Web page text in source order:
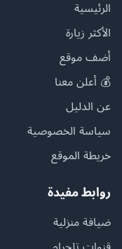
الرئيسية
الأكثر زيارة
أضف موقع
💰 أعلن معنا
عن الدليل
سياسة الخصوصية
خريطة الموقع
روابط مفيدة
ضيافة منزلية